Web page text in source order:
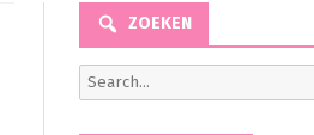
ZOEKEN
Search
for: